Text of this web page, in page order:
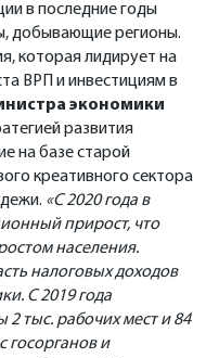
в последние годы
добывающие регионы.
которая лидирует на
ВРП и инвестициям в
экономики
развития
на базе старой
креативного сектора
«С 2020 года в
прирост, что
населения.
налоговых доходов
С 2019 года
2 тыс. рабочих мест и 84
госорганов и